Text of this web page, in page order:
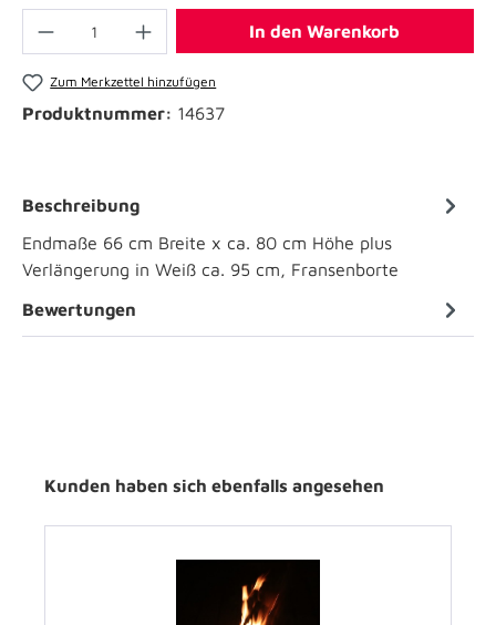
In den Warenkorb
Zum Merkzettel hinzufügen
Produktnummer: 14637
Beschreibung
Endmaße 66 cm Breite x ca. 80 cm Höhe plus
Verlängerung in Weiß ca. 95 cm, Fransenborte
Bewertungen
Kunden haben sich ebenfalls angesehen